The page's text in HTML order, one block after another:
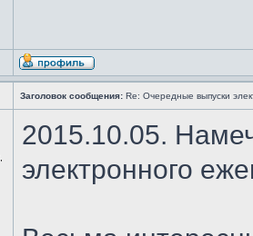
Заголовок сообщения: Re: Очередные выпуски
2015.10.05.
электронного